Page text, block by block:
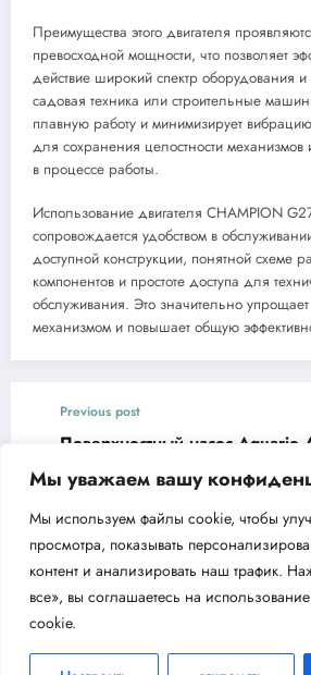
Мы уважаем вашу
Мы используем файлы cookie, чтобы
просмотра, показывать
контент и анализировать наш трафик.
все», вы соглашаетесь на
cookie.
Преимущества этого двигателя
превосходной мощности, что позволяет
действие широкий спектр оборудования
садовая техника или строительные
плавную работу и минимизирует
для сохранения целостности механизмов
в процессе работы.
Использование двигателя CHAMPION
сопровождается удобством в
доступной конструкции, понятной схеме
компонентов и простоте доступа для
обслуживания. Это значительно
механизмом и повышает общую
Previous post
Поверхностный насос Aquario
Моечная машина высокого
R-110 Обзор и характеристики